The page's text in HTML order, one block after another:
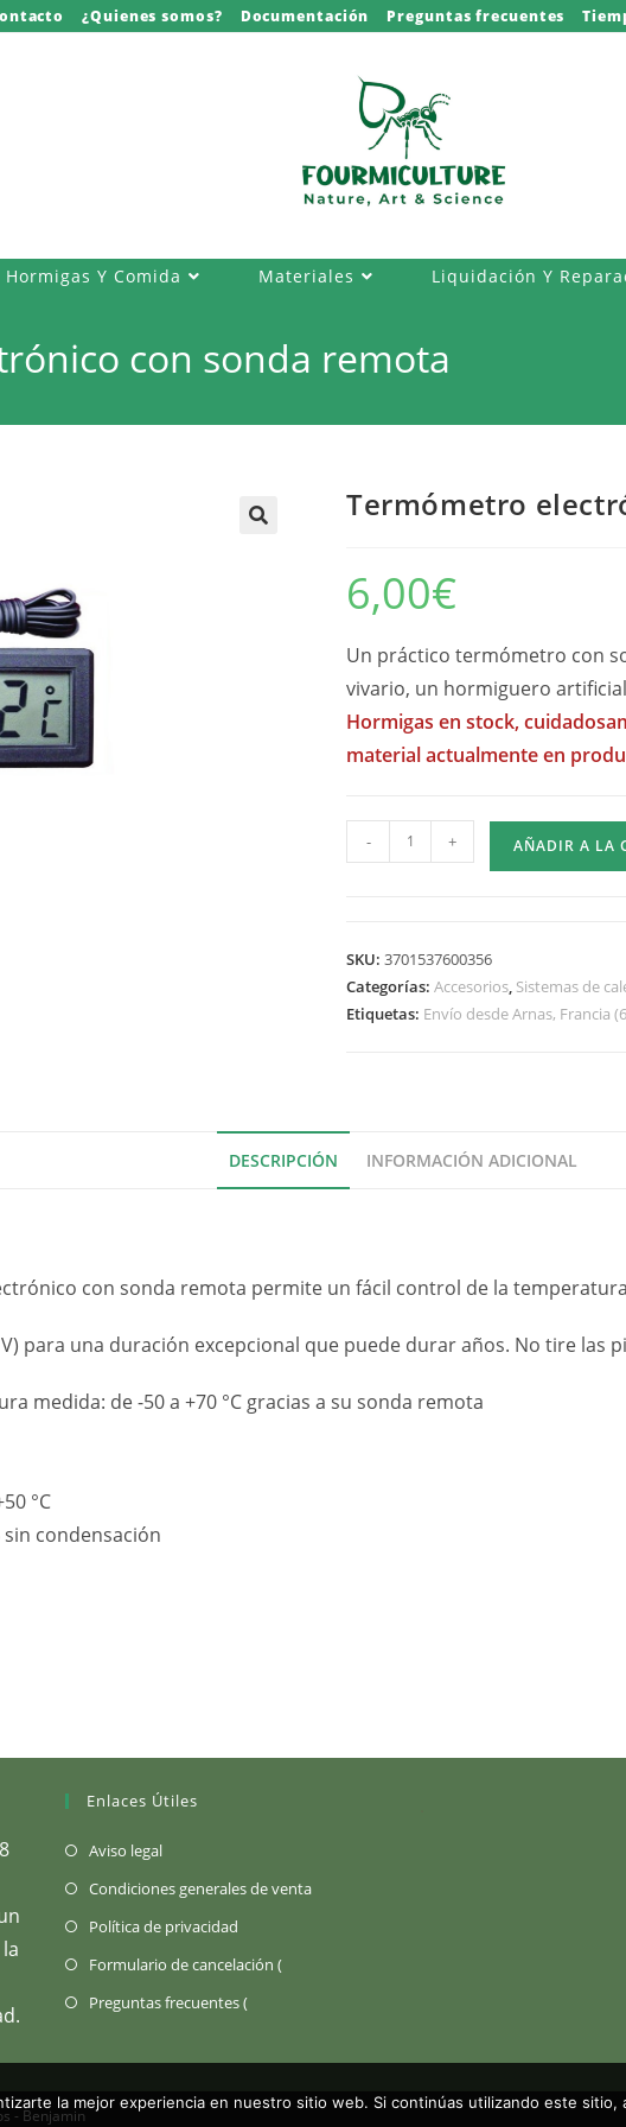
¿Quienes somos? Documentación Preguntas frecuentes
Hormigas Y Comida Materiales Liquidación Y
con sonda remota
Termómetro
6,00€
Un práctico termómetro con
vivario, un hormiguero
Hormigas en stock,
material actualmente en
Cantidad
de
con
sonda
remota
- + AÑADIR A LA
SKU: 3701537600356
Categorías: Accesorios, Sistemas de
Etiquetas: Envío desde Arnas, Francia
DESCRIPCIÓN INFORMACIÓN ADICIONAL
con sonda remota permite un fácil control de la
para una duración excepcional que puede durar años. No tire las
medida: de -50 a +70 °C gracias a su sonda remota
°C
sin condensación
Enlaces Útiles
Aviso legal(Se
en
una
pestaña
nueva)
Condiciones generales de venta(Se
Política de privacidad
una
nueva)
Formulario de cancelación (Se
nueva)
Preguntas frecuentes (Se
pestaña
- Benjamin
la mejor experiencia en nuestro sitio web. Si continúas utilizando este sitio,